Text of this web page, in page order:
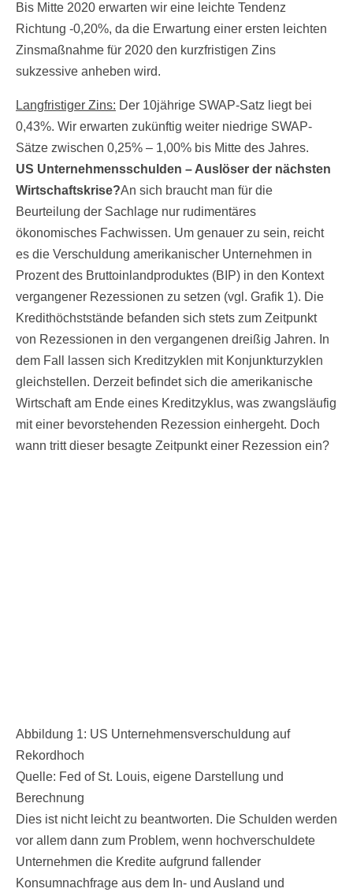
Bis Mitte 2020 erwarten wir eine leichte Tendenz
Richtung -0,20%, da die Erwartung einer ersten leichten
Zinsmaßnahme für 2020 den kurzfristigen Zins
sukzessive anheben wird.
Langfristiger Zins: Der 10jährige SWAP-Satz liegt bei
0,43%. Wir erwarten zukünftig weiter niedrige SWAP-
Sätze zwischen 0,25% – 1,00% bis Mitte des Jahres.
US Unternehmensschulden – Auslöser der nächsten
Wirtschaftskrise?An sich braucht man für die
Beurteilung der Sachlage nur rudimentäres
ökonomisches Fachwissen. Um genauer zu sein, reicht
es die Verschuldung amerikanischer Unternehmen in
Prozent des Bruttoinlandproduktes (BIP) in den Kontext
vergangener Rezessionen zu setzen (vgl. Grafik 1). Die
Kredithöchststände befanden sich stets zum Zeitpunkt
von Rezessionen in den vergangenen dreißig Jahren. In
dem Fall lassen sich Kreditzyklen mit Konjunkturzyklen
gleichstellen. Derzeit befindet sich die amerikanische
Wirtschaft am Ende eines Kreditzyklus, was zwangsläufig
mit einer bevorstehenden Rezession einhergeht. Doch
wann tritt dieser besagte Zeitpunkt einer Rezession ein?
Abbildung 1: US Unternehmensverschuldung auf
Rekordhoch
Quelle: Fed of St. Louis, eigene Darstellung und
Berechnung
Dies ist nicht leicht zu beantworten. Die Schulden werden
vor allem dann zum Problem, wenn hochverschuldete
Unternehmen die Kredite aufgrund fallender
Konsumnachfrage aus dem In- und Ausland und